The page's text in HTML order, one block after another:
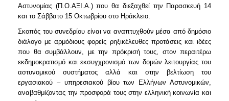
2018
2016
2015
2012
2011
Αστυνομίας (Π.Ο.ΑΞΙ.Α.) που θα διεξαχθεί την Παρασκευή 14
και το Σάββατο 15 Οκτωβρίου στο Ηράκλειο.
Σκοπός του συνεδρίου είναι να αναπτυχθούν μέσα από δημόσιο
διάλογο με αρμόδιους φορείς ρηξικέλευθες προτάσεις και ιδέες
που θα συμβάλλουν, με την πρόκρισή τους, στον περαιτέρω
εκδημοκρατισμό και εκσυγχρονισμό των δομών λειτουργίας του
αστυνομικού συστήματος αλλά και στην βελτίωση του
εργασιακού – υπηρεσιακού βίου των Ελλήνων Αστυνομικών,
αναβαθμίζοντας την προσφορά τους στην ελληνική κοινωνία και